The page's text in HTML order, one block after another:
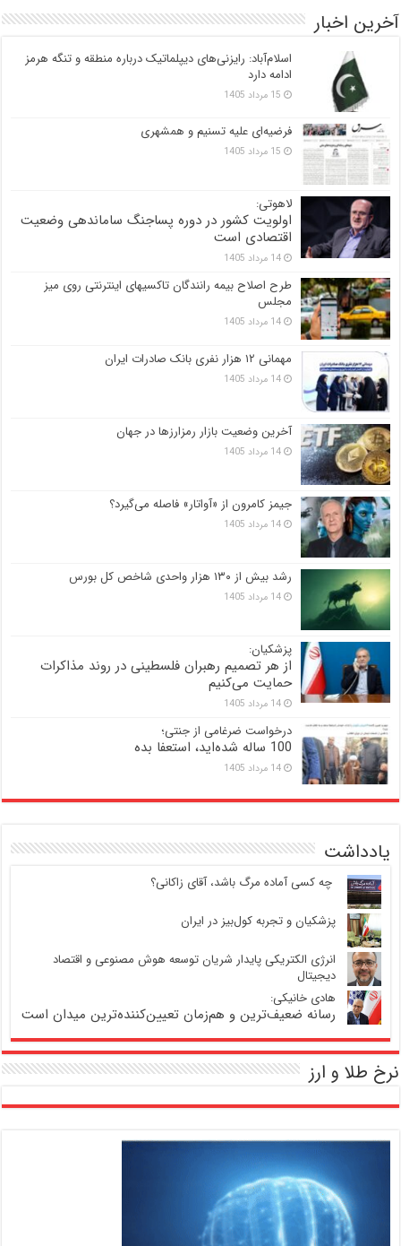
آخرین اخبار
اسلام‌آباد: رایزنی‌های دیپلماتیک درباره منطقه و تنگه هرمز
ادامه دارد
15 مرداد 1405
فرضیه‌ای علیه تسنیم و همشهری
15 مرداد 1405
لاهوتی:
اولویت کشور در دوره پساجنگ ساماندهی وضعیت
اقتصادی است
14 مرداد 1405
طرح اصلاح بیمه رانندگان تاکسیهای اینترنتی روی میز
مجلس
14 مرداد 1405
مهمانی ۱۲ هزار نفری بانک صادرات ایران
14 مرداد 1405
آخرین وضعیت بازار رمزارزها در جهان
14 مرداد 1405
جیمز کامرون از «آواتار» فاصله می‌گیرد؟
14 مرداد 1405
رشد بیش از ۱۳۰ هزار واحدی شاخص کل بورس
14 مرداد 1405
پزشکیان:
از هر تصمیم رهبران فلسطینی در روند مذاکرات
حمایت می‌کنیم
14 مرداد 1405
درخواست ضرغامی از جنتی؛
100 ساله شده‌اید، استعفا بده
14 مرداد 1405
یادداشت
‍ چه کسی آماده مرگ باشد، آقای زاکانی؟
پزشکیان و تجربه کول‌بیز در ایران
انرژی الکتریکی پایدار شریان توسعه هوش مصنوعی و اقتصاد
دیجیتال
هادی خانیکی:
رسانه ضعیف‌ترین و هم‌زمان تعیین‌کننده‌ترین میدان است
نرخ طلا و ارز